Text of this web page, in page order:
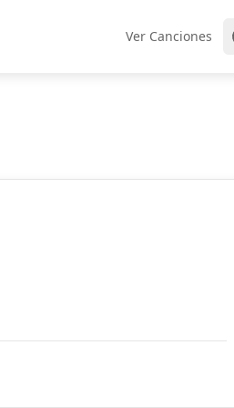
Ver Canciones